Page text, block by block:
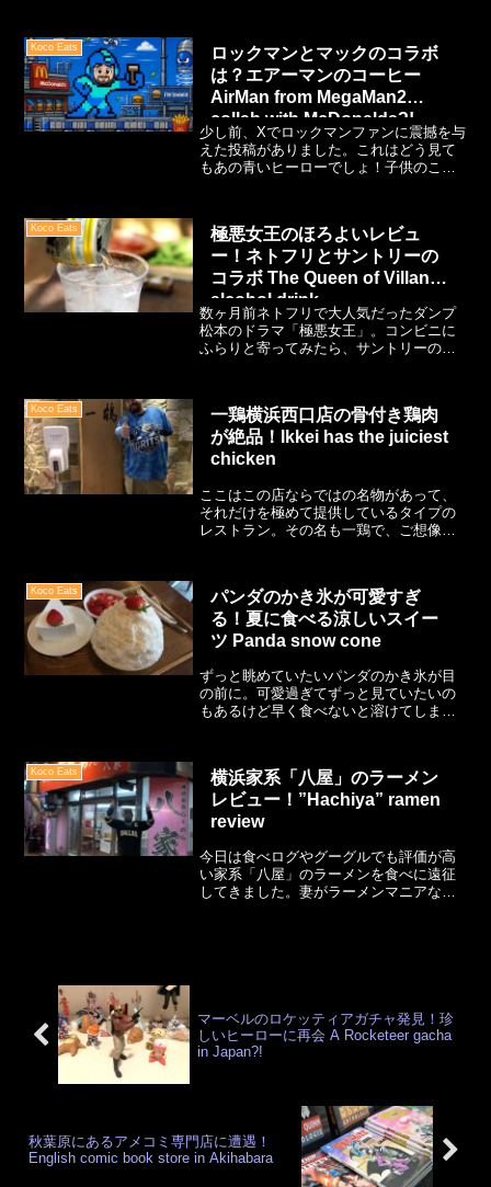
Koco Eats
ロックマンとマックのコラボ
は？エアーマンのコーヒー
AirMan from MegaMan2
collab with McDonalds?!
少し前、Xでロックマンファンに震撼を与
えた投稿がありました。これはどう見て
もあの青いヒーローでしょ！子供のころ
Koco Eats
極悪女王のほろよいレビュ
ー！ネトフリとサントリーの
コラボ The Queen of Villans
alcohol drink
数ヶ月前ネトフリで大人気だったダンプ
松本のドラマ「極悪女王」。コンビニに
ふらりと寄ってみたら、サントリーのほ
れはシリーズと本人のファンとして試し
てみなければ！早速購入、そして飲んで
みました。感想はいかに・・・
Koco Eats
一鶏横浜西口店の骨付き鶏肉
が絶品！Ikkei has the juiciest
chicken
ここはこの店ならではの名物があって、
それだけを極めて提供しているタイプの
レストラン。その名も一鶏で、ご想像の
Koco Eats
パンダのかき氷が可愛すぎ
る！夏に食べる涼しいスイー
ツ Panda snow cone
ずっと眺めていたいパンダのかき氷が目
の前に。可愛過ぎてずっと見ていたいの
もあるけど早く食べないと溶けてしまう
天王町駅から徒歩10分ほどにある「ひま
わり〜Yamanashi工房」というカフェで
す。
Koco Eats
横浜家系「八屋」のラーメン
レビュー！”Hachiya” ramen
review
今日は食べログやグーグルでも評価が高
い家系「八屋」のラーメンを食べに遠征
してきました。妻がラーメンマニアなの
マーベルのロケッティアガチャ発見！珍
しいヒーローに再会 A Rocketeer gacha
in Japan?!
秋葉原にあるアメコミ専門店に遭遇！
English comic book store in Akihabara